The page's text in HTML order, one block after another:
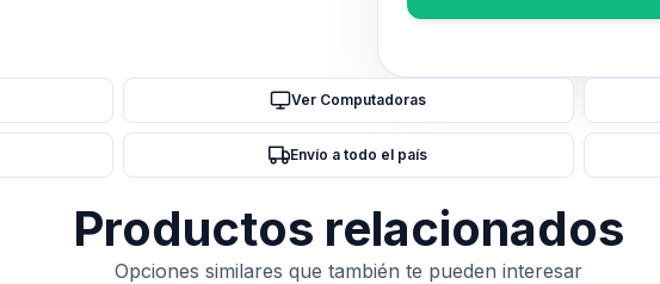
GAMING
WIFI
LGA1851
DDR5
cantidad
Ver Computadoras
Envío a todo el país
Productos relacionados
Opciones similares que también te pueden interesar